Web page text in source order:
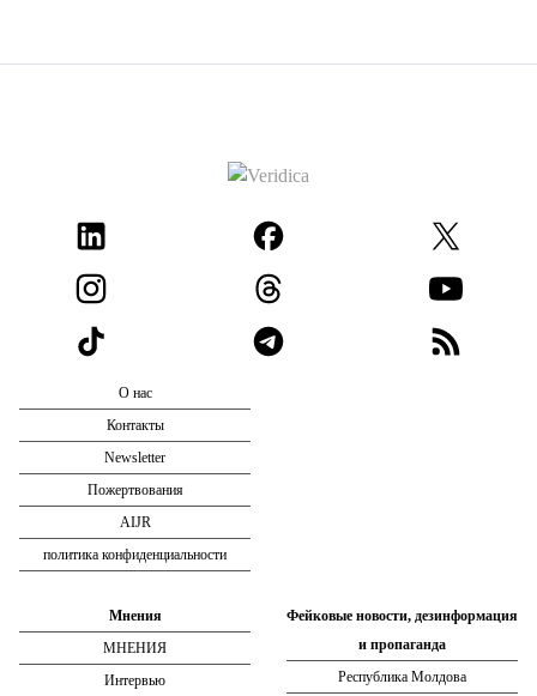
О нас
Контакты
Newsletter
Пожертвования
AIJR
политика конфиденциальности
Мнения
МНЕНИЯ
Интервью
Фейковые новости, дезинформация
и пропаганда
Республика Молдова